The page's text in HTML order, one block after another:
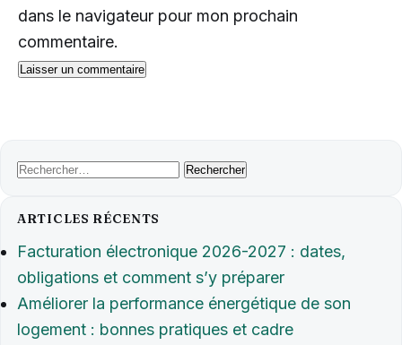
dans le navigateur pour mon prochain
commentaire.
Rechercher :
ARTICLES RÉCENTS
Facturation électronique 2026-2027 : dates,
obligations et comment s’y préparer
Améliorer la performance énergétique de son
logement : bonnes pratiques et cadre